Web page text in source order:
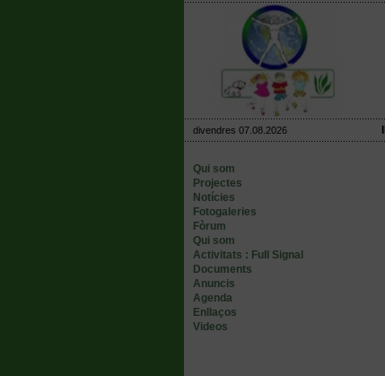
divendres 07.08.2026
Qui som
Projectes
Notícies
Fotogaleries
Fòrum
Qui som
Activitats : Full Signal
Documents
Anuncis
Agenda
Enllaços
Videos